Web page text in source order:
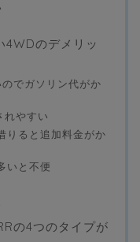
4WDのデメリッ
でガソリン代がか
れやすい
りると追加料金がか
いと不便
の4つのタイプが